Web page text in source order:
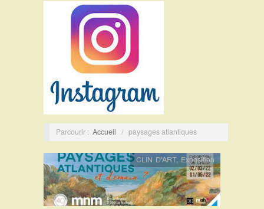
Parcourir : Accueil / paysages atlantiques
CLIN D'ART, Exposition